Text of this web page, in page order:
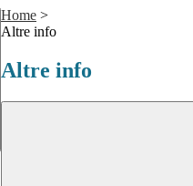
Home >
Altre info
Altre info